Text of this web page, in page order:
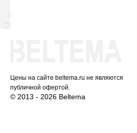
Цены на сайте beltema.ru не являются
публичной офертой.
© 2013 - 2026 Beltema